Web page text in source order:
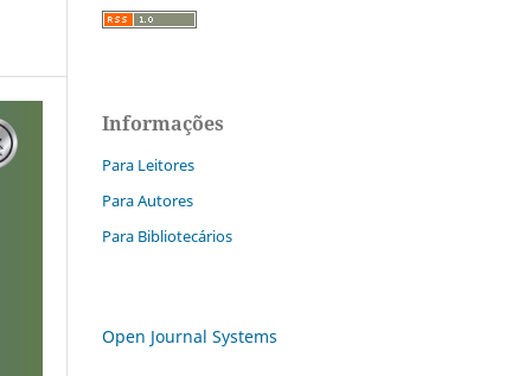
Informações
Para Leitores
Para Autores
Para Bibliotecários
Open Journal Systems